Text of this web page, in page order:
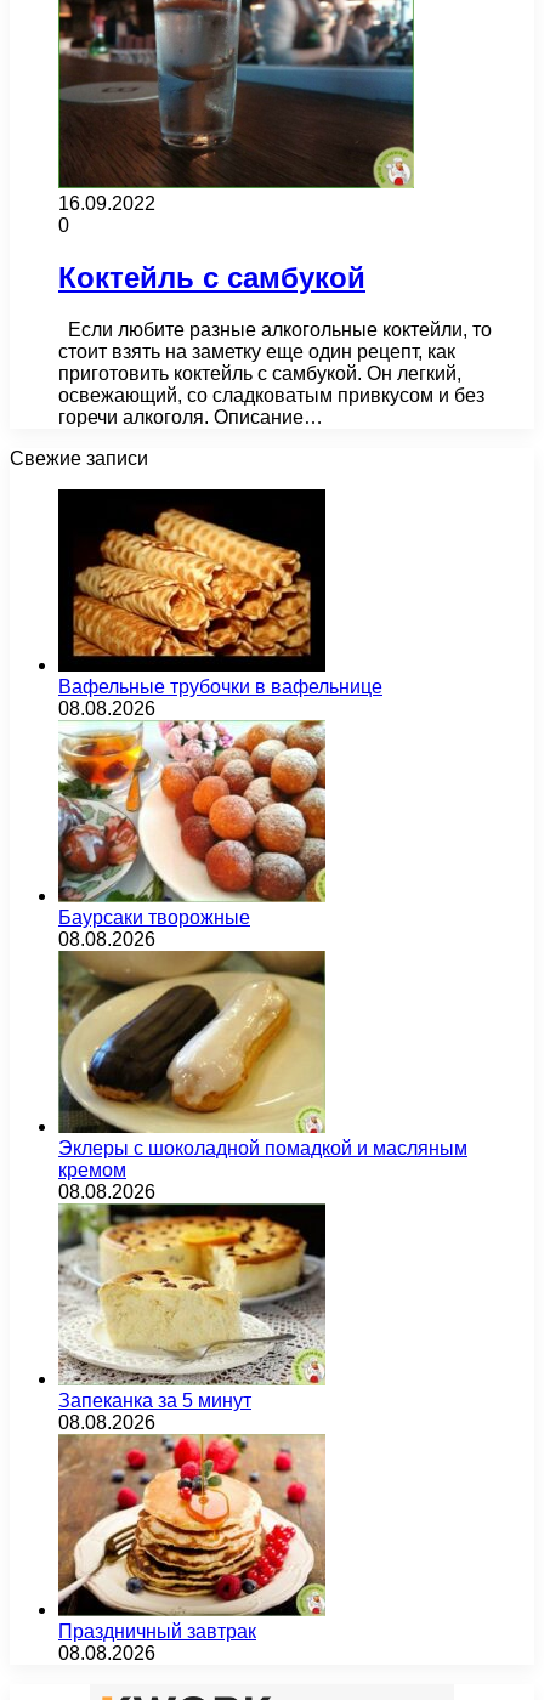
16.09.2022
0
Коктейль с самбукой
Если любите разные алкогольные коктейли, то
стоит взять на заметку еще один рецепт, как
приготовить коктейль с самбукой. Он легкий,
освежающий, со сладковатым привкусом и без
горечи алкоголя. Описание…
Свежие записи
Вафельные трубочки в вафельнице
08.08.2026
Баурсаки творожные
08.08.2026
Эклеры с шоколадной помадкой и масляным
кремом
08.08.2026
Запеканка за 5 минут
08.08.2026
Праздничный завтрак
08.08.2026